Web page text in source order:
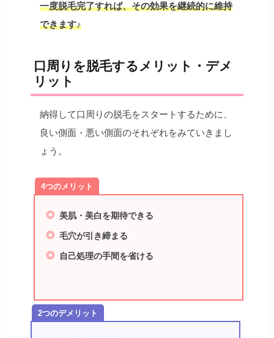
一度脱毛完了すれば、その効果を継続的に維持
できます♪
口周りを脱毛するメリット・デメ
リット
納得して口周りの脱毛をスタートするために、
良い側面・悪い側面のそれぞれをみていきまし
ょう。
美肌・美白を期待できる
毛穴が引き締まる
自己処理の手間を省ける